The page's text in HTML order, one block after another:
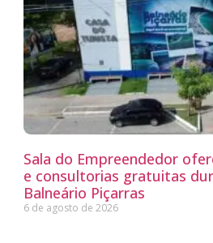
Sala do Empreendedor
e consultorias gratuitas
Balneário Piçarras
6 de agosto de 2026